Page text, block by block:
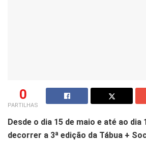
0
PARTILHAS
Desde o dia 15 de maio e até ao dia
decorrer a 3ª edição da Tábua +